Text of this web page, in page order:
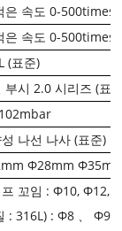
은 속도 0-500times
은 속도 0-500times
(표준)
부시 2.0 시리즈 (표
나선 나사 (표준)
Φ28mm
프 꼬임 : Φ10, Φ12,
: 316L) : Φ8 、